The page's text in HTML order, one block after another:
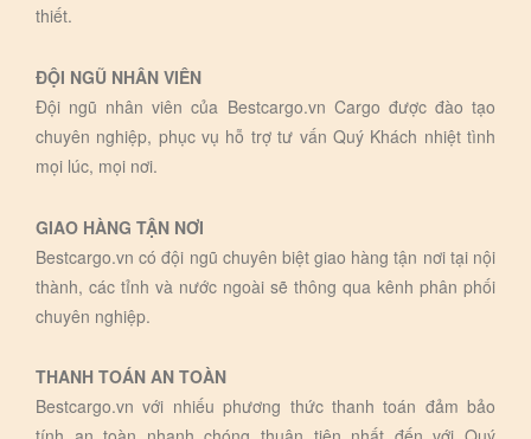
thiết.
ĐỘI NGŨ NHÂN VIÊN
Đội ngũ nhân viên của Bestcargo.vn Cargo được đào tạo
chuyên nghiệp, phục vụ hỗ trợ tư vấn Quý Khách nhiệt tình
mọi lúc, mọi nơi.
GIAO HÀNG TẬN NƠI
Bestcargo.vn có đội ngũ chuyên biệt giao hàng tận nơi tại nội
thành, các tỉnh và nước ngoài sẽ thông qua kênh phân phối
chuyên nghiệp.
THANH TOÁN AN TOÀN
Bestcargo.vn với nhiếu phương thức thanh toán đảm bảo